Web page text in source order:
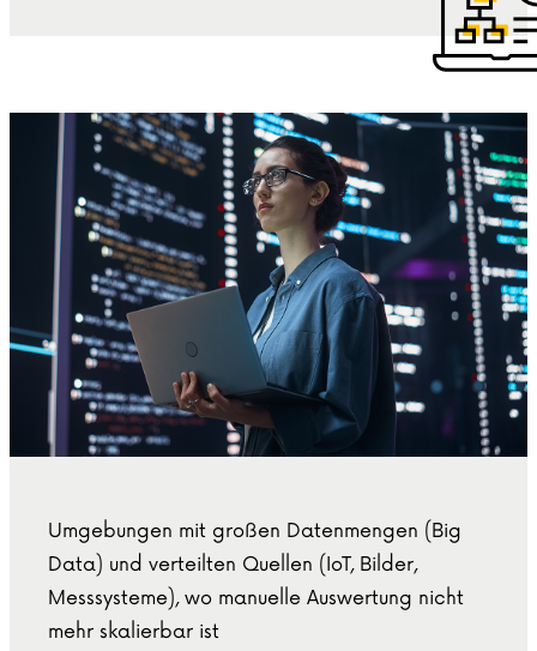
Umgebungen mit großen Datenmengen (Big
Data) und verteilten Quellen (IoT, Bilder,
Messsysteme), wo manuelle Auswertung nicht
mehr skalierbar ist